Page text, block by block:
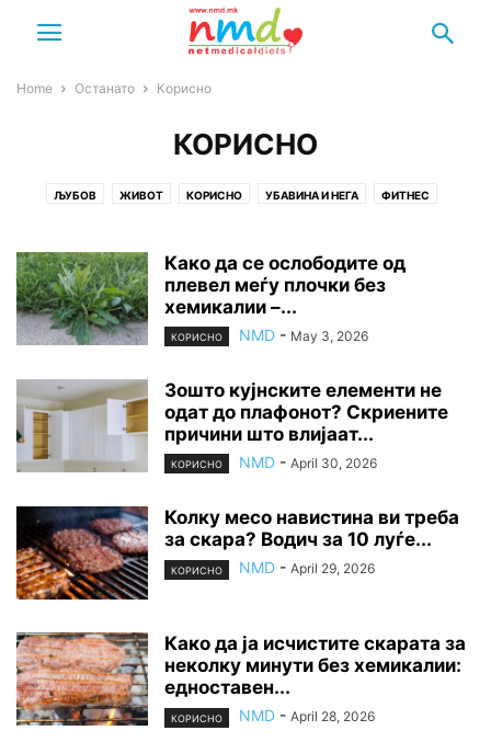
Home Останато Корисно
КОРИСНО
ЉУБОВ ЖИВОТ КОРИСНО УБАВИНА И НЕГА ФИТНЕС
Како да се ослободите од
плевел меѓу плочки без
хемикалии –...
КОРИСНО NMD - May 3, 2026
Зошто кујнските елементи не
одат до плафонот? Скриените
причини што влијаат...
КОРИСНО NMD - April 30, 2026
Колку месо навистина ви треба
за скара? Водич за 10 луѓе...
КОРИСНО NMD - April 29, 2026
Како да ја исчистите скарата за
неколку минути без хемикалии:
едноставен...
КОРИСНО NMD - April 28, 2026